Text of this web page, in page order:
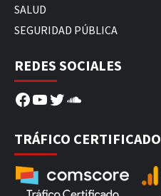
SALUD
SEGURIDAD PÚBLICA
REDES SOCIALES
Facebook
YouTube
Twitter
SoundCloud
TRÁFICO CERTIFICADO